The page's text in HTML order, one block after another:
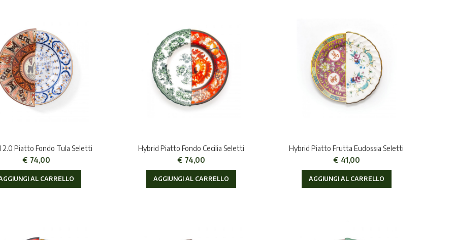
2.0 Piatto Fondo Tula Seletti
€ 74,00
AL CARRELLO
Hybrid Piatto Fondo Cecilia Seletti
€ 74,00
AGGIUNGI AL CARRELLO
Hybrid Piatto Frutta Eudossia Seletti
€ 41,00
AGGIUNGI AL CARRELLO